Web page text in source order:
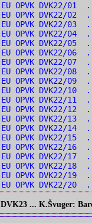
EU OPVK DVK22/
EU OPVK DVK22/
EU OPVK DVK22/
EU OPVK DVK22/
EU OPVK DVK22/
EU OPVK DVK22/
EU OPVK
EU OPVK DVK22/
EU OPVK DVK22/
EU OPVK DVK22/
EU OPVK DVK22/
EU OPVK DVK22/
EU OPVK DVK22/
EU OPVK DVK22/
EU OPVK DVK22/
EU OPVK DVK22/
EU OPVK DVK22/
EU OPVK DVK22/
EU OPVK DVK22/
EU OPVK DVK22/
DVK23 ... K.Švuger: